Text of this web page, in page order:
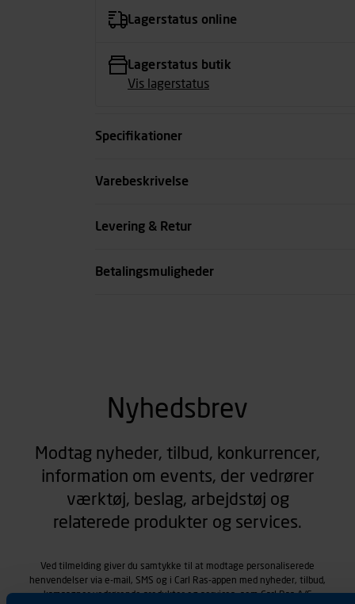
Lagerstatus online
Lagerstatus butik
Vis lagerstatus
Specifikationer
Spænding volt
Varebeskrivelse
Levering & Retur
Betalingsmuligheder
Nyhedsbrev
Modtag nyheder, tilbud, konkurrencer,
information om events, der vedrører
værktøj, beslag, arbejdstøj og
relaterede produkter og services.
Ved tilmelding giver du samtykke til at modtage personaliserede
henvendelser via e-mail, SMS og i Carl Ras-appen med nyheder, tilbud,
kampagner vedrørende produkter og services, som Carl Ras A/S